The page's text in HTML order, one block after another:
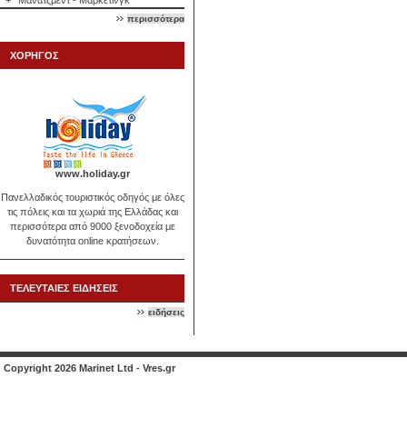
περισσότερα
ΧΟΡΗΓΟΣ
www.holiday.gr
Πανελλαδικός τουριστικός οδηγός με όλες
τις πόλεις και τα χωριά της Ελλάδας και
περισσότερα από 9000 ξενοδοχεία με
δυνατότητα online κρατήσεων.
ΤΕΛΕΥΤΑΙΕΣ ΕΙΔΗΣΕΙΣ
ειδήσεις
Copyright 2026 Marinet Ltd - Vres.gr